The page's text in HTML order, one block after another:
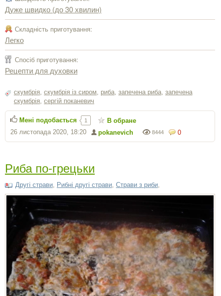
Дуже швидко (до 30 хвилин)
Складність приготування:
Легко
Спосіб приготування:
Рецепти для духовки
скумбрія, скумбрія із сиром, риба, запечена риба, запечена
скумбрія, сергiй поканевич
0
8444
pokanevich
26 листопада 2020, 18:20
Мені подобається 1 В обране
Риба по-грецьки
Другі страви, Рибні другі страви, Страви з риби,